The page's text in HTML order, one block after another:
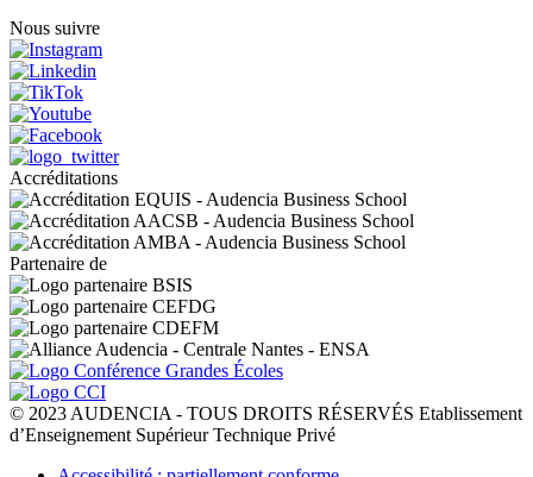
Nous suivre
Accréditations
Partenaire de
© 2023 AUDENCIA - TOUS DROITS RÉSERVÉS Etablissement
d’Enseignement Supérieur Technique Privé